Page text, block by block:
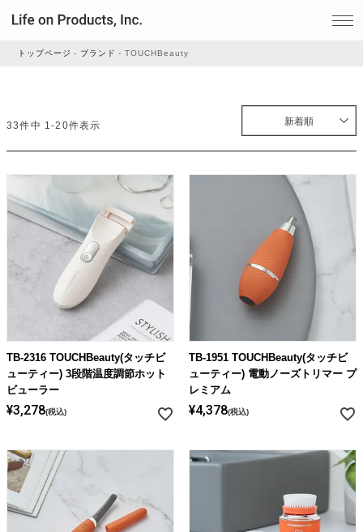
家事・生活雑貨
ルームフレグランス
ビューティー
デジタル雑貨
ライト・シーリングファン
アクセサリー・消耗品
トップページ ブランド TOUCHBeauty
新着順
33件中 1-20件表示
TB-2316 TOUCHBeauty(タッチビ
ューティー) 3段階温度調節ホット
ビューラー
¥3,278 税込
TB-1951 TOUCHBeauty(タッチビ
ューティー) 電動ノーズトリマー プ
レミアム
¥4,378 税込